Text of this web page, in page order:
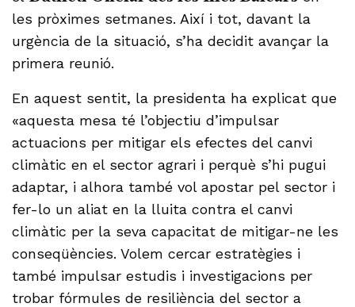
les pròximes setmanes. Així i tot, davant la
urgència de la situació, s’ha decidit avançar la
primera reunió.
En aquest sentit, la presidenta ha explicat que
«aquesta mesa té l’objectiu d’impulsar
actuacions per mitigar els efectes del canvi
climàtic en el sector agrari i perquè s’hi pugui
adaptar, i alhora també vol apostar pel sector i
fer-lo un aliat en la lluita contra el canvi
climàtic per la seva capacitat de mitigar-ne les
conseqüències. Volem cercar estratègies i
també impulsar estudis i investigacions per
trobar fórmules de resiliència del sector a